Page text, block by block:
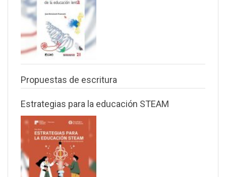
Propuestas de escritura
Estrategias para la educación STEAM